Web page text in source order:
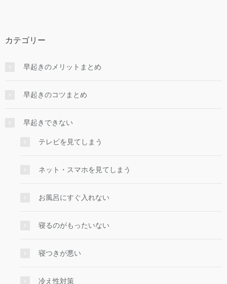
カテゴリー
早起きのメリットまとめ
早起きのコツまとめ
早起きできない
テレビを見てしまう
ネット・スマホを見てしまう
お風呂にすぐ入れない
寝るのがもったいない
寝つきが悪い
冷え性対策